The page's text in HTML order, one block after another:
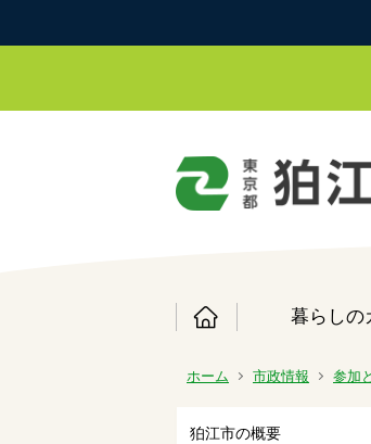
暮らしの
ホーム 市政情報 参加
狛江市の概要